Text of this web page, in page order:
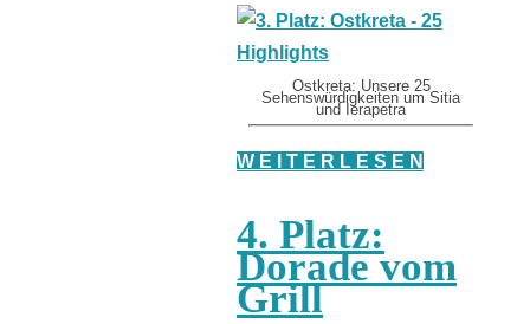
Ostkreta: Unsere 25
Sehenswürdigkeiten um Sitia
und Ierapetra
W E I T E R L E S E N
4. Platz:
Dorade vom
Grill